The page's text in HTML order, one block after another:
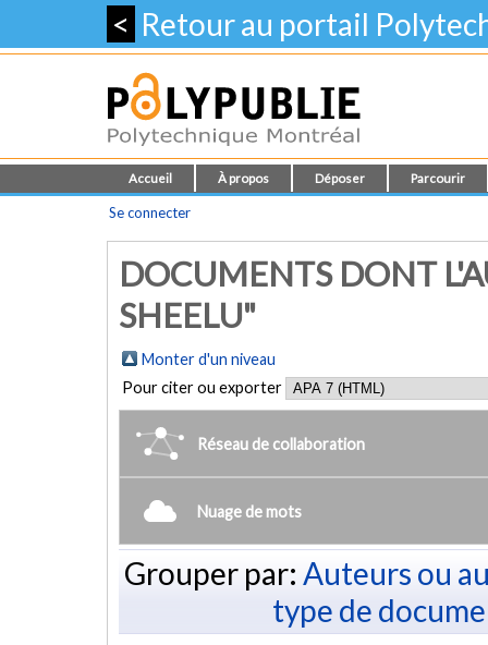
< Retour au portail
Accueil À propos Déposer Parcourir
Se connecter
DOCUMENTS DONT
SHEELU"
Monter d'un niveau
Pour citer ou exporter
Réseau de collaboration
Nuage de mots
Grouper par: Auteurs ou
type de